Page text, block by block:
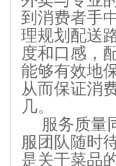
到消费者手
理规划配送
度和口感，
能够有效地
从而保证消
几。
服务质量
服团队随时
是关于菜品